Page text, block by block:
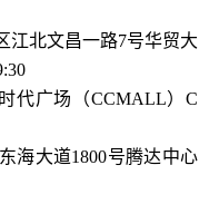
江北文昌一路7号华贸大
代广场（CCMALL）C
海大道1800号腾达中心